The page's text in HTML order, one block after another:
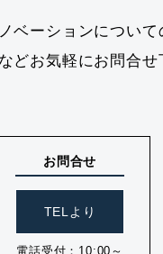
ベーションについ
どお気軽にお問合せ
お問合せ
TELより